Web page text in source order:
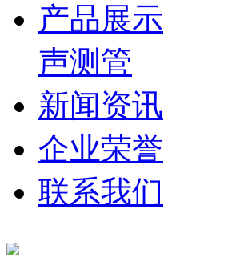
产品展示
声测管
新闻资讯
企业荣誉
联系我们